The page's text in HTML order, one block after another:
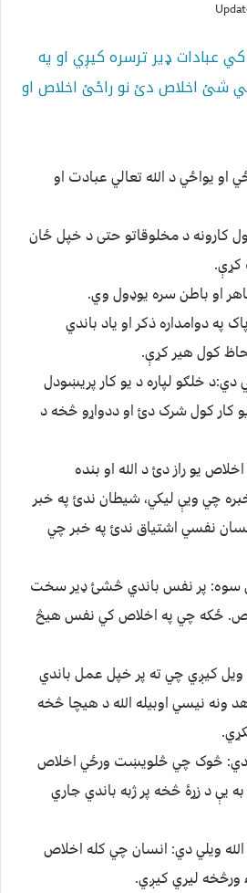
عبادات ډیر ترسره کیږي او په
شئ اخلاص دئ نو راځئ اخلاص او
او يواځي د الله تعالي عبادت او
کارونه د مخلوقاتو حتی د خپل ځان
او باطن سره يوډول وي.
په دوامداره ذکر او ياد باندي
کول هير کړې.
دي:د خلګو لپاره د يو کار پريښودل
يو کار کول شرک دئ او ددواړو څخه د
يو راز دئ د الله او بنده
خبره چي ويې ليکي، شيطان ندئ په خبر
نفسي اشتياق ندئ په خبر چي
سوه: پر نفس باندي څشئ ډير سخت
ځکه چي په اخلاص کي نفس هيڅ
ويل کيږي چي ته پر خپل عمل باندي
ونه نيسي اوبيله الله د هيچا څخه
دي: څوک چي څلويښت ورځي اخلاص
د زړۀ څخه پر ژبه باندي جاري
الله ويلي دي: انسان چي کله اخلاص
ورڅخه ليري کيږي.